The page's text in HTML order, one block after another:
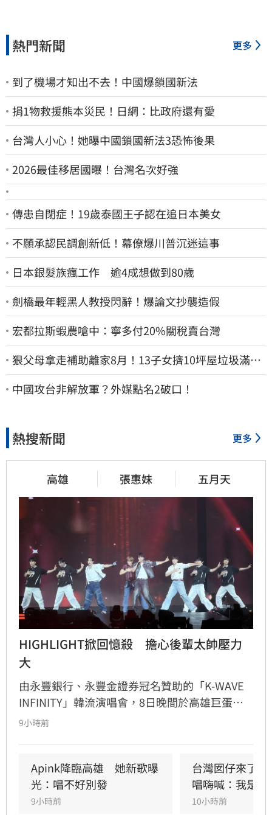
熱門新聞 更多
到了機場才知出不去！中國爆鎖國新法
捐1物救援熊本災民！日網：比政府還有愛
台灣人小心！她曝中國鎖國新法3恐怖後果
2026最佳移居國曝！台灣名次好強
傳患自閉症！19歲泰國王子認在追日本美女
不願承認民調創新低！幕僚爆川普沉迷這事
日本銀髮族瘋工作 逾4成想做到80歲
劍橋最年輕黑人教授閃辭！爆論文抄襲造假
宏都拉斯蝦農嗆中：寧多付20%關稅賣台灣
狠父母拿走補助離家8月！13子女擠10坪屋垃圾滿地
驚見幼童深夜遊蕩
中國攻台非解放軍？外媒點名2破口！
熱搜新聞 更多
高雄 張惠妹 五月天
HIGHLIGHT掀回憶殺　擔心後輩太帥壓力
大
由永豐銀行、永豐金證券冠名贊助的「K-WAVE
INFINITY」韓流演唱會，8日晚間於高雄巨蛋熱
力開唱，集結NEWBEAT、FLARE U、CRAVITY、
熱情應援，尖叫與歡呼聲一路未停，最後由
HIGHLIGHT壓軸接管舞台，將現場氣氛推向最高
潮。
9小時前
Apink降臨高雄　她新歌曝
光：唱不好別發
9小時前
台灣囡仔來了
唱嗨喊：我是誰
10小時前